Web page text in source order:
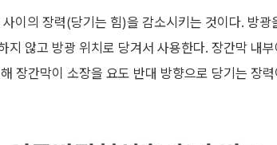
이의 장력(당기는 힘)을 감소시키는 것이다. 방
지 않고 방광 위치로 당겨서 사용한다. 장간막 내
장간막이 소장을 요도 반대 방향으로 당기는 장